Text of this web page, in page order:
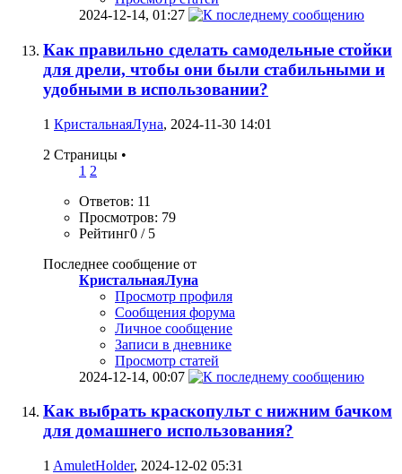
2024-12-14, 01:27
Как правильно сделать самодельные стойки
для дрели, чтобы они были стабильными и
удобными в использовании?
1 КристальнаяЛуна, 2024-11-30 14:01
2 Страницы •
1 2
Ответов: 11
Просмотров: 79
Рейтинг0 / 5
Последнее сообщение от
КристальнаяЛуна
Просмотр профиля
Сообщения форума
Личное сообщение
Записи в дневнике
Просмотр статей
2024-12-14, 00:07
Как выбрать краскопульт с нижним бачком
для домашнего использования?
1 AmuletHolder, 2024-12-02 05:31